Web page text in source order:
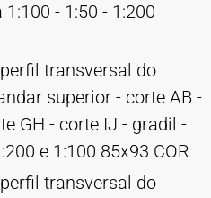
- 1:50 - 1:200
transversal do
superior - corte AB -
GH - corte IJ - gradil -
e 1:100 85x93 COR
transversal do